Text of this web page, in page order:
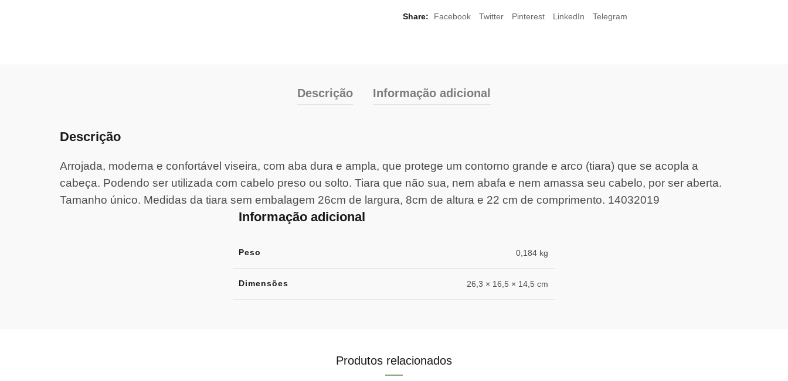
Share Facebook Twitter Pinterest LinkedIn Telegram
Descrição Informação adicional
Descrição
Arrojada, moderna e confortável viseira, com aba dura e ampla, que protege um contorno grande e arco (tiara) que se acopla a
cabeça. Podendo ser utilizada com cabelo preso ou solto. Tiara que não sua, nem abafa e nem amassa seu cabelo, por ser aberta.
Tamanho único. Medidas da tiara sem embalagem 26cm de largura, 8cm de altura e 22 cm de comprimento. 14032019
Informação adicional
Peso 0,184 kg
Dimensões 26,3 × 16,5 × 14,5 cm
Produtos relacionados